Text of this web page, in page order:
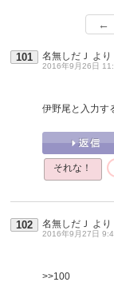
←
101 名無しだＪ より
2016年9月26日
伊野尾と入力す
それな！
102 名無しだＪ より
2016年9月27日
>>100